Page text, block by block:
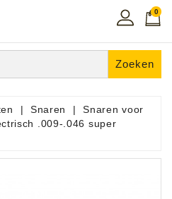
0
Zoeken
Snaren
Snaren voor
.009-.046 super